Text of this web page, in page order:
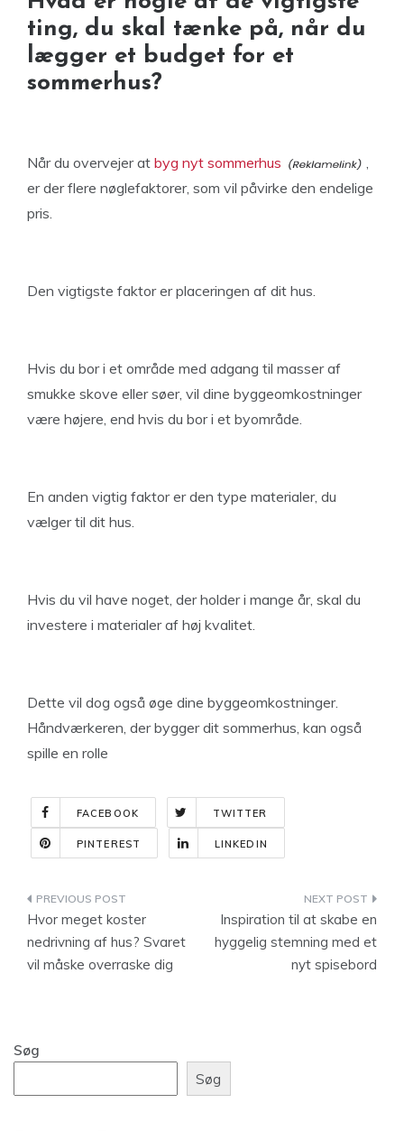
ting, du skal tænke på, når du
lægger et budget for et
sommerhus?
Når du overvejer at byg nyt sommerhus
,
er der flere nøglefaktorer, som vil påvirke den endelige
pris.
Den vigtigste faktor er placeringen af dit hus.
Hvis du bor i et område med adgang til masser af
smukke skove eller søer, vil dine byggeomkostninger
være højere, end hvis du bor i et byområde.
En anden vigtig faktor er den type materialer, du
vælger til dit hus.
Hvis du vil have noget, der holder i mange år, skal du
investere i materialer af høj kvalitet.
Dette vil dog også øge dine byggeomkostninger.
Håndværkeren, der bygger dit sommerhus, kan også
spille en rolle
FACEBOOK TWITTER
PINTEREST LINKEDIN
Indlægsnavigation
Hvor meget koster
nedrivning af hus? Svaret
vil måske overraske dig
Inspiration til at skabe en
hyggelig stemning med et
nyt spisebord
Søg
Søg